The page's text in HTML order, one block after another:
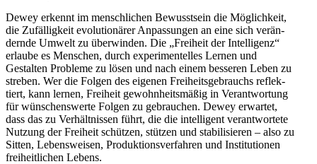
Dewey erkennt im mensch­lichen Bewusstsein die Möglichkeit,
die Zufäl­ligkeit evolu­tio­närer Anpas­sungen an eine sich verän­
dernde Umwelt zu überwinden. Die „Freiheit der Intel­ligenz“
erlaube es Menschen, durch experi­men­telles Lernen und
Gestalten Probleme zu lösen und nach einem besseren Leben zu
streben. Wer die Folgen des eigenen Freiheits­ge­brauchs reflek­
tiert, kann lernen, Freiheit gewohn­heits­mäßig in Verant­wortung
für wünschens­werte Folgen zu gebrauchen. Dewey erwartet,
dass das zu Verhält­nissen führt, die die intel­ligent verant­wortete
Nutzung der Freiheit schützen, stützen und stabi­li­sieren – also zu
Sitten, Lebens­weisen, Produk­ti­ons­ver­fahren und Insti­tu­tionen
freiheit­lichen Lebens.